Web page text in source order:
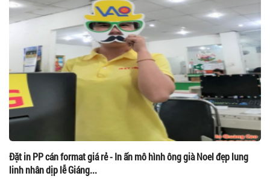
Đặt in PP cán format giá rẻ - In ấn mô hình ông già Noel đẹp lung
linh nhân dịp lễ Giáng...